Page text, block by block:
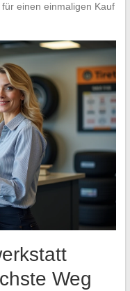
einen einmaligen Kauf
Weg